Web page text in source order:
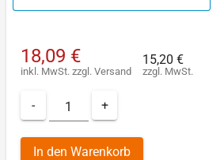
18,09 €
inkl. MwSt. zzgl. Versand
15,20 €
zzgl. MwSt.
- +
In den Warenkorb